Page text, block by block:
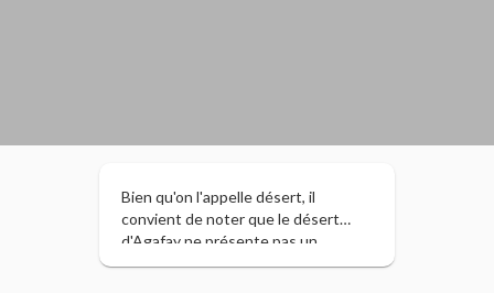
Bien qu'on l'appelle désert, il
convient de noter que le désert
d'Agafay ne présente pas un
paysage de dunes de sable comme